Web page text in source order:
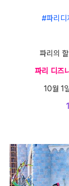
#파리디
파리의
파리 디즈
10월 1